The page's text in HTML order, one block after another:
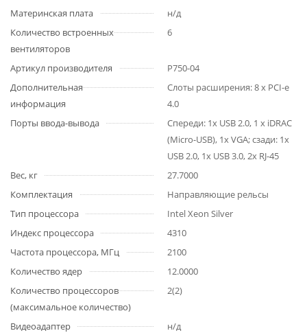
Материнская плата
н/д
Количество встроенных
вентиляторов
6
Артикул производителя
P750-04
Дополнительная
информация
Слоты расширения: 8 x PCI-e
4.0
Порты ввода-вывода
Спереди: 1x USB 2.0, 1 x iDRAC
(Micro-USB), 1x VGA; сзади: 1x
USB 2.0, 1x USB 3.0, 2x RJ-45
Вес, кг
27.7000
Комплектация
Направляющие рельсы
Тип процессора
Intel Xeon Silver
Индекс процессора
4310
Частота процессора, МГц
2100
Количество ядер
12.0000
Количество процессоров
(максимальное количество)
2(2)
Видеоадаптер
н/д